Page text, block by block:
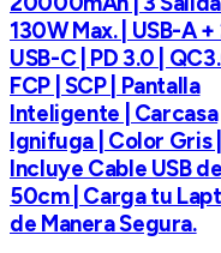
130W Max. | USB-A +
USB-C | PD 3.0 |
FCP | SCP | Pantalla
Inteligente | Carcasa
Ignifuga | Color Gris |
Incluye Cable USB de
50cm | Carga tu
de Manera Segura.